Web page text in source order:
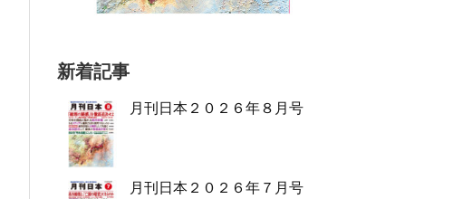
新着記事
月刊日本２０２６年８月号
月刊日本２０２６年７月号